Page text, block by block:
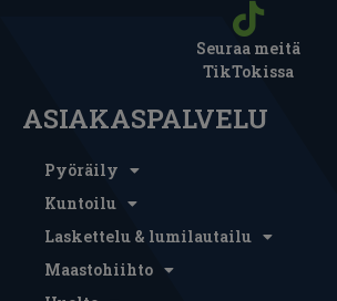
Seuraa meitä
TikTokissa
ASIAKASPALVELU
Pyöräily
Kuntoilu
Laskettelu & lumilautailu
Maastohiihto